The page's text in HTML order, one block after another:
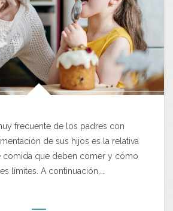
frecuente de los padres con
de sus hijos es la relativa
comida que deben comer y cómo
límites. A continuación,…